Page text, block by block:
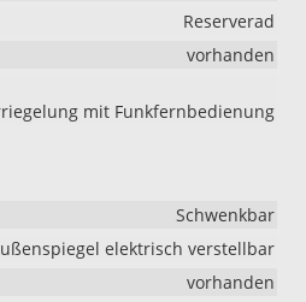
Reserverad
vorhanden
mit Funkfernbedienung
Schwenkbar
elektrisch verstellbar
vorhanden